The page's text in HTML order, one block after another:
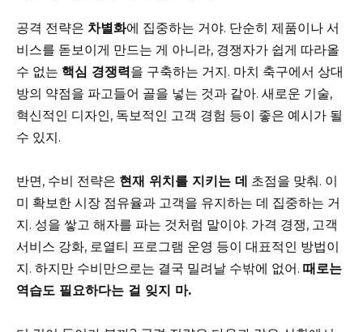
공격 전략은 차별화에 집중하는 거야. 단순히 제품이나 서
비스를 돋보이게 만드는 게 아니라, 경쟁자가 쉽게 따라올
수 없는 핵심 경쟁력을 구축하는 거지. 마치 축구에서 상대
방의 약점을 파고들어 골을 넣는 것과 같아. 새로운 기술,
혁신적인 디자인, 독보적인 고객 경험 등이 좋은 예시가 될
수 있지.
반면, 수비 전략은 현재 위치를 지키는 데 초점을 맞춰. 이
미 확보한 시장 점유율과 고객을 유지하는 데 집중하는 거
지. 성을 쌓고 해자를 파는 것처럼 말이야. 가격 경쟁, 고객
서비스 강화, 로열티 프로그램 운영 등이 대표적인 방법이
지. 하지만 수비만으로는 결국 밀려날 수밖에 없어. 때로는
역습도 필요하다는 걸 잊지 마.